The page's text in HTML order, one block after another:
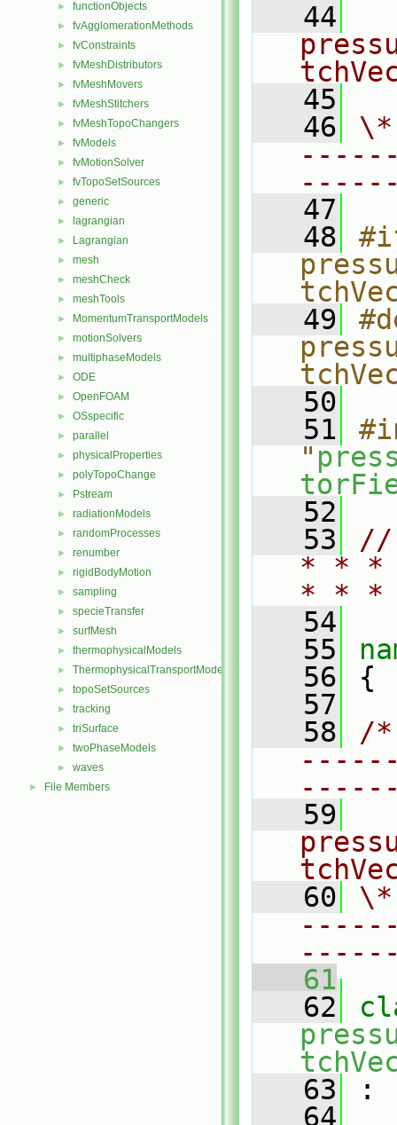
► functionObjects
► fvAgglomerationMethods
► fvConstraints
► fvMeshDistributors
► fvMeshMovers
► fvMeshStitchers
► fvMeshTopoChangers
► fvModels
► fvMotionSolver
► fvTopoSetSources
► generic
► lagrangian
► Lagrangian
► mesh
► meshCheck
► meshTools
► MomentumTransportModels
► motionSolvers
► multiphaseModels
► ODE
► OpenFOAM
► OSspecific
► parallel
► physicalProperties
► polyTopoChange
► Pstream
► radiationModels
► randomProcesses
► renumber
► rigidBodyMotion
► sampling
► specieTransfer
► surfMesh
► thermophysicalModels
► ThermophysicalTransportModels
► topoSetSources
► tracking
► triSurface
► twoPhaseModels
► waves
► File Members
   44
   45
   46
   47
   48
   49
   50
   51
"
   52
   53
//
* * *
* *
   54
   55
   56
{
   57
   58
/
   59
   60
   61
   62
   63
:
   64